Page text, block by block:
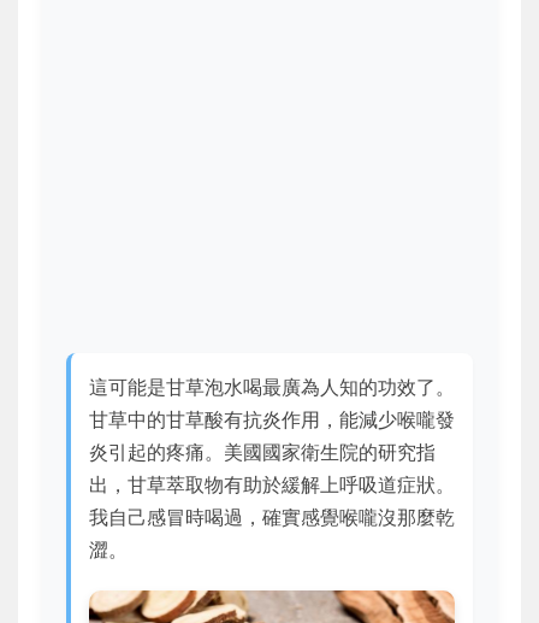
這可能是甘草泡水喝最廣為人知的功效了。
甘草中的甘草酸有抗炎作用，能減少喉嚨發
炎引起的疼痛。美國國家衛生院的研究指
出，甘草萃取物有助於緩解上呼吸道症狀。
我自己感冒時喝過，確實感覺喉嚨沒那麼乾
澀。